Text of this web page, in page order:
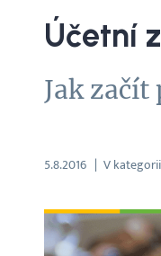
Účetní
Jak začít
5.8.2016 V kategorii